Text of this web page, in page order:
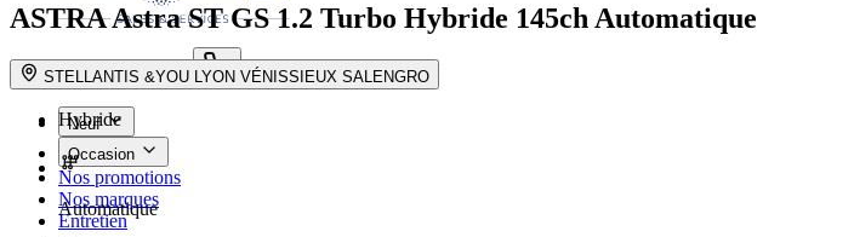
search button - icon NOS CONCESSIONS
Neuf
Occasion
Nos promotions
Nos marques
Entretien
ASTRAAstra ST GS 1.2 Turbo Hybride 145ch Automatique
STELLANTIS &YOU LYON VÉNISSIEUX SALENGRO
Hybride
Automatique